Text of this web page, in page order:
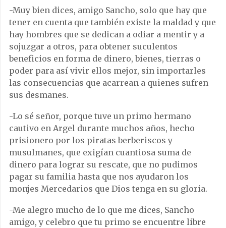
-Muy bien dices, amigo Sancho, solo que hay que
tener en cuenta que también existe la maldad y que
hay hombres que se dedican a odiar a mentir y a
sojuzgar a otros, para obtener suculentos
beneficios en forma de dinero, bienes, tierras o
poder para así vivir ellos mejor, sin importarles
las consecuencias que acarrean a quienes sufren
sus desmanes.
-Lo sé señor, porque tuve un primo hermano
cautivo en Argel durante muchos años, hecho
prisionero por los piratas berberiscos y
musulmanes, que exigían cuantiosa suma de
dinero para lograr su rescate, que no pudimos
pagar su familia hasta que nos ayudaron los
monjes Mercedarios que Dios tenga en su gloria.
-Me alegro mucho de lo que me dices, Sancho
amigo, y celebro que tu primo se encuentre libre